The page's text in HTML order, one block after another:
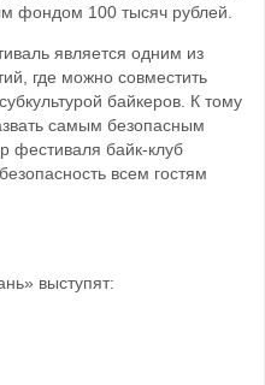
фондом 100 тысяч рублей.
является одним из
где можно совместить
байкеров. К тому
самым безопасным
фестиваля байк-клуб
всем гостям
выступят: